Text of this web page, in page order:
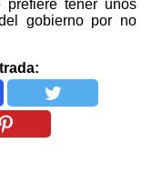
tener unos
gobierno por no